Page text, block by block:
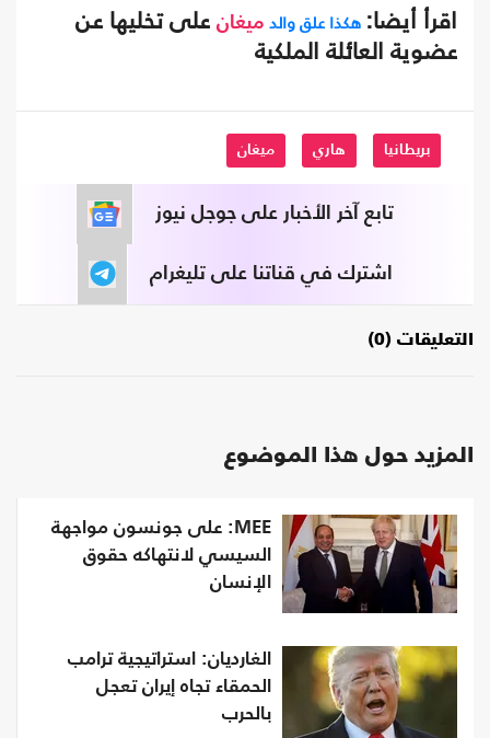
اقرأ أيضا: هكذا علق والد ميغان على تخليها عن
عضوية العائلة الملكية
بريطانيا هاري ميغان
تابع آخر الأخبار على جوجل نيوز
اشترك في قناتنا على تليغرام
التعليقات (0)
المزيد حول هذا الموضوع
MEE: على جونسون مواجهة
السيسي لانتهاكه حقوق
الإنسان
الغارديان: استراتيجية ترامب
الحمقاء تجاه إيران تعجل
بالحرب